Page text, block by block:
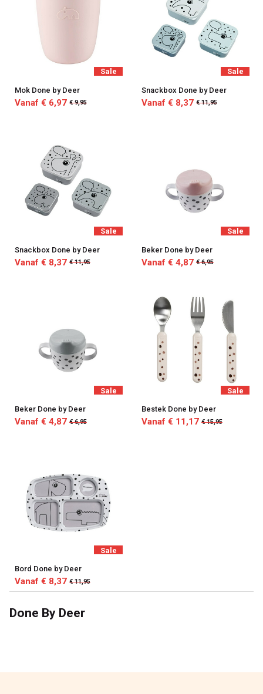
Sale
Mok Done by Deer
Vanaf € 6,97 € 9,95
Sale
Snackbox Done by Deer
Vanaf € 8,37 € 11,95
Sale
Snackbox Done by Deer
Vanaf € 8,37 € 11,95
Sale
Beker Done by Deer
Vanaf € 4,87 € 6,95
Sale
Beker Done by Deer
Vanaf € 4,87 € 6,95
Sale
Bestek Done by Deer
Vanaf € 11,17 € 15,95
Sale
Bord Done by Deer
Vanaf € 8,37 € 11,95
Done By Deer